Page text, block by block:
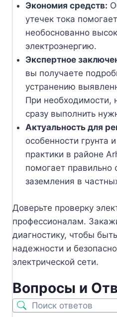
Экономия средств:
утечек тока
необоснованно
электроэнергию.
Экспертное
вы получаете
устранению
При необходимости,
сразу выполнить
Актуальность для
особенности грунта
практики в районе
помогает правильно
заземления в
Доверьте проверку
профессионалам.
диагностику, чтобы
надежности и
электрической сети.
Вопросы и